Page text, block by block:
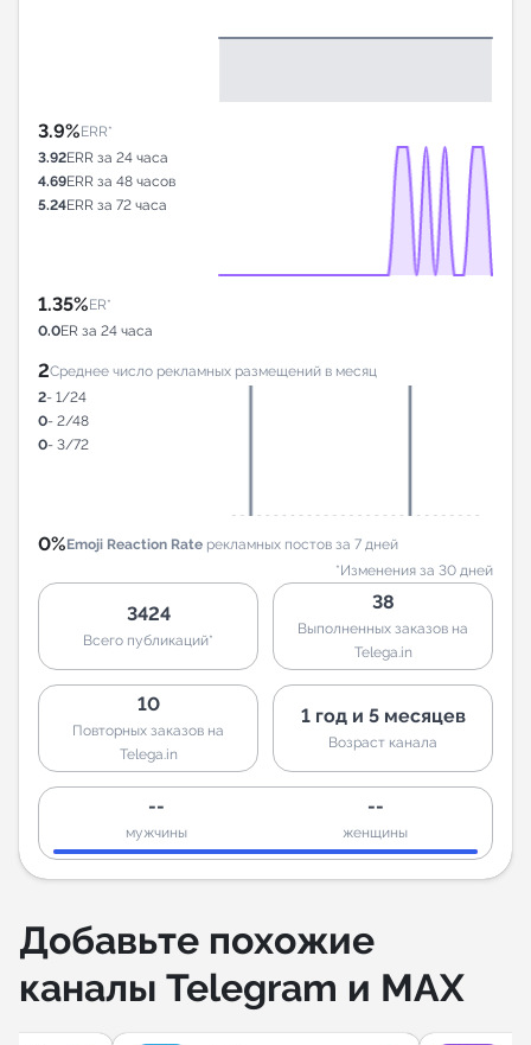
3.9%ERR*
3.92ERR за 24 часа
4.69ERR за 48 часов
5.24ERR за 72 часа
1.35%ER*
0.0ER за 24 часа
2Среднее число рекламных размещений в месяц
2- 1/24
0- 2/48
0- 3/72
0%Emoji Reaction Rate рекламных постов за 7 дней
*Изменения за 30 дней
3424
Всего публикаций*
38
Выполненных заказов на
Telega.in
10
Повторных заказов на
Telega.in
1 год и 5 месяцев
Возраст канала
--
мужчины
--
женщины
Добавьте похожие
каналы Telegram и MAX